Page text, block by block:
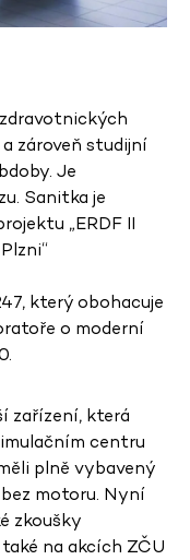
zároveň studijní
Je
Sanitka je
„ERDF II
který obohacuje
o moderní
zařízení, která
centru
plně vybavený
motoru. Nyní
zkoušky
na akcích ZČU